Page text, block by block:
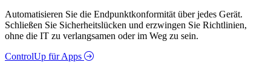
Automatisieren Sie die Endpunktkonformität über jedes Gerät.
Schließen Sie Sicherheitslücken und erzwingen Sie Richtlinien,
ohne die IT zu verlangsamen oder im Weg zu sein.
ControlUp für Apps